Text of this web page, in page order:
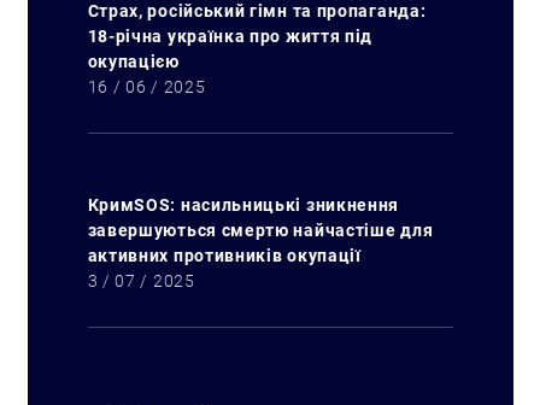
Страх, російський гімн та пропаганда:
18-річна українка про життя під
окупацією
16 / 06 / 2025
КримSOS: насильницькі зникнення
завершуються смертю найчастіше для
активних противників окупації
3 / 07 / 2025